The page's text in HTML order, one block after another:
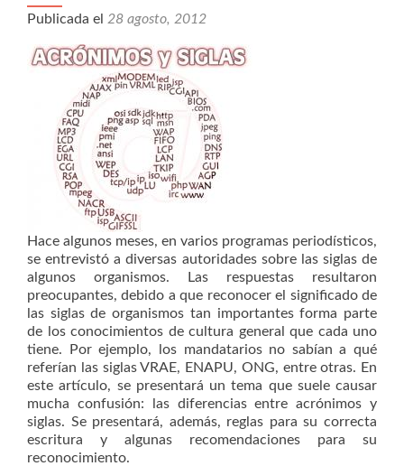
Publicada el 28 agosto, 2012
Hace algunos meses, en varios programas periodísticos,
se entrevistó a diversas autoridades sobre las siglas de
algunos organismos. Las respuestas resultaron
preocupantes, debido a que reconocer el significado de
las siglas de organismos tan importantes forma parte
de los conocimientos de cultura general que cada uno
tiene. Por ejemplo, los mandatarios no sabían a qué
referían las siglas VRAE, ENAPU, ONG, entre otras. En
este artículo, se presentará un tema que suele causar
mucha confusión: las diferencias entre acrónimos y
siglas. Se presentará, además, reglas para su correcta
escritura y algunas recomendaciones para su
reconocimiento.